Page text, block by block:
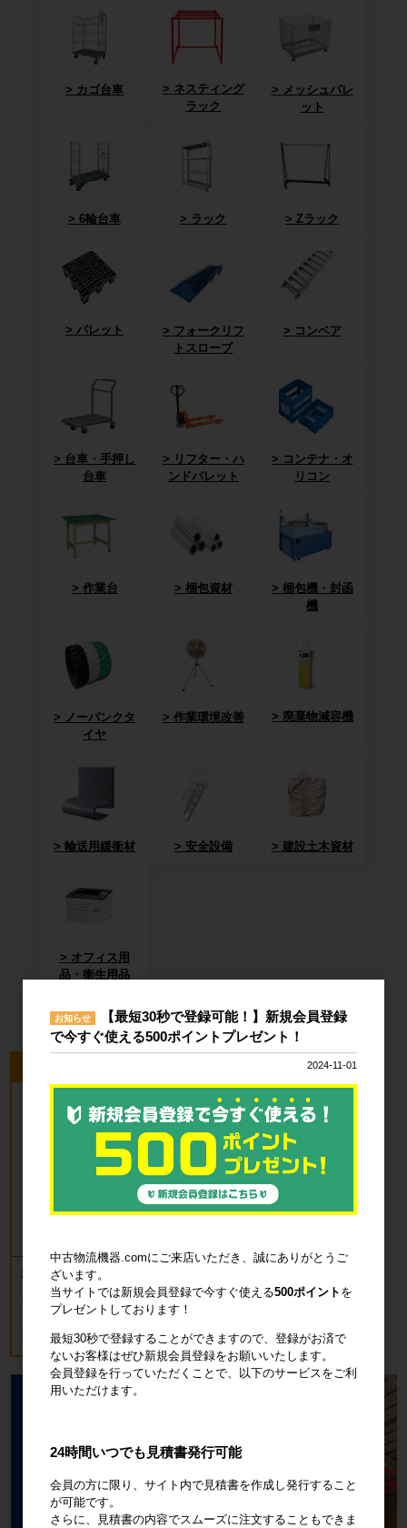
カゴ台車
ネスティング
ラック
メッシュパレ
ット
6輪台車 ラック Zラック
パレット
フォークリフ
トスロープ
コンベア
台車・手押し
台車
リフター・ハ
ンドパレット
コンテナ・オ
リコン
作業台 梱包資材
梱包機・封函
機
ノーパンクタ
イヤ
作業環境改善 廃棄物減容機
輸送用緩衝材 安全設備 建設土木資材
オフィス用
品・衛生用品
新品 カゴ台車 ロールボックスパレッ
ト(樹脂底板) W850×D650×H1700mm
ブルー
18,700円税込20,570円
お知らせ
【最短30秒で登録可能！】新規会員登録
で今すぐ使える500ポイントプレゼント！
2024-11-01
中古物流機器.comにご来店いただき、誠にありがとうご
ざいます。
当サイトでは新規会員登録で今すぐ使える500ポイント を
プレゼントしております！
最短30秒で登録することができますので、登録がお済で
ないお客様はぜひ新規会員登録をお願いいたします。
会員登録を行っていただくことで、以下のサービスをご利
用いただけます。
24時間いつでも見積書発行可能
会員の方に限り、サイト内で見積書を作成し発行すること
が可能です。
さらに、見積書の内容でスムーズに注文することもできま